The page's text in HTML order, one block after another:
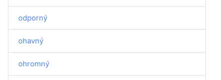
odporný
ohavný
ohromný